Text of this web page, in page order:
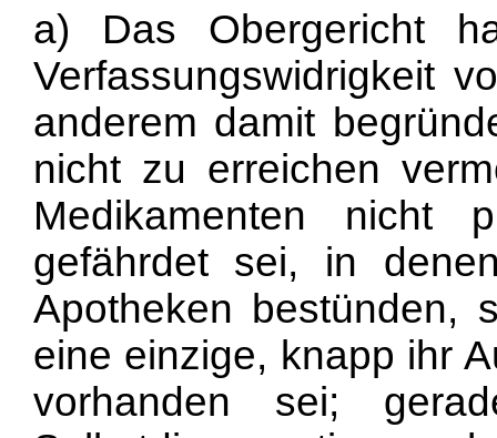
a) Das Obergericht
Verfassungswidrigkeit
anderem damit
nicht zu erreichen
Medikamenten nicht
gefährdet sei, in
Apotheken bestünden,
eine einzige, knapp ihr
vorhanden sei;